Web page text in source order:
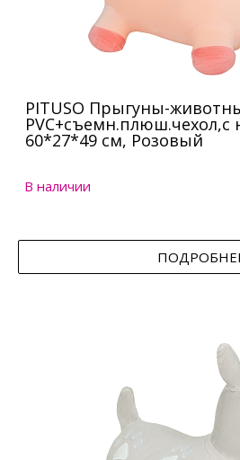
PITUSO Прыгуны-
PVC+съемн.плюш.чехол,с
60*27*49 см, Розовый
В наличии